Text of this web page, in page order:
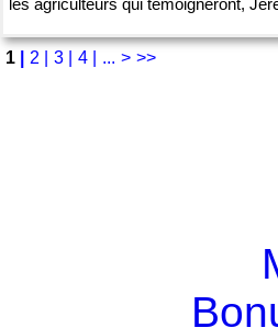
les agriculteurs qui témoigneront,
1 2 | 3 | 4 | ... > >>